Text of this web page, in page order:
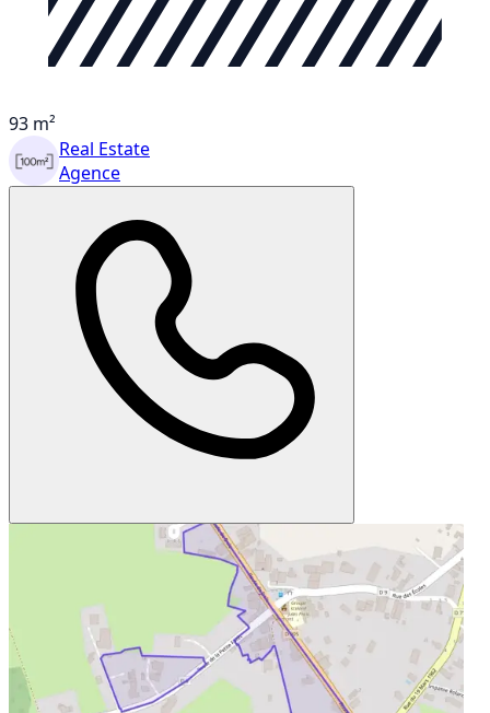
93 m²
Real Estate
Agence